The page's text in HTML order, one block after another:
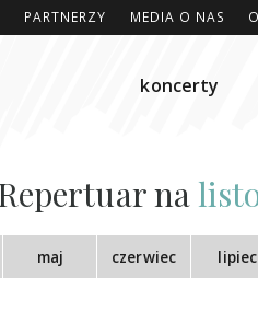
PARTNERZY MEDIA O NAS
koncerty
na
maj czerwiec lipiec